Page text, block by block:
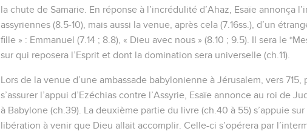
la chute de Samarie. En réponse à l’incrédulité d’Ahaz, Esaïe annonça
assyriennes (8.5-10), mais aussi la venue, après cela (7.16ss.), d’un
fille » : Emmanuel (7.14 ; 8.8), « Dieu avec nous » (8.10 ; 9.5). Il sera le
sur qui reposera l’Esprit et dont la domination sera universelle (ch.11).
Lors de la venue d’une ambassade babylonienne à Jérusalem, vers
s’assurer l’appui d’Ezéchias contre l’Assyrie, Esaïe annonce au roi de
à Babylone (ch.39). La deuxième partie du livre (ch.40 à 55) s’appuie
libération à venir que Dieu allait accomplir. Celle-ci s’opérera par